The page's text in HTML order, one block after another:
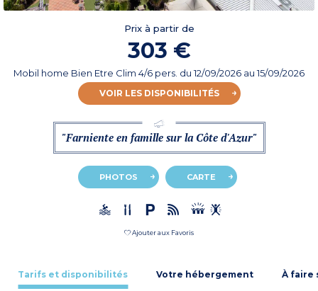
Prix à partir de
303 €
Mobil home Bien Etre Clim 4/6 pers. du12/09/2026 au 15/09/2026
VOIR LES DISPONIBILITÉS
"Farniente en famille sur la Côte d'Azur"
PHOTOS CARTE
Ajouter aux Favoris
Tarifs et disponibilités Votre hébergement À faire